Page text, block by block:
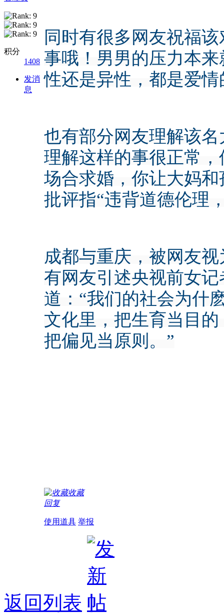
积分
1408
发消
息
同时有很多网友祝福
事哦！男男的压力本
性还是异性，都是爱情
也有部分网友理解该
理解这样的事很正常
场合求婚，你让大妈
批评指“违背道德伦理
成都与重庆，被网友
有网友引述央视前女
道：“我们的社会为什
文化里，把生育当目
把偏见当原则。”
收藏
回复
使用道具 举报
返回列表